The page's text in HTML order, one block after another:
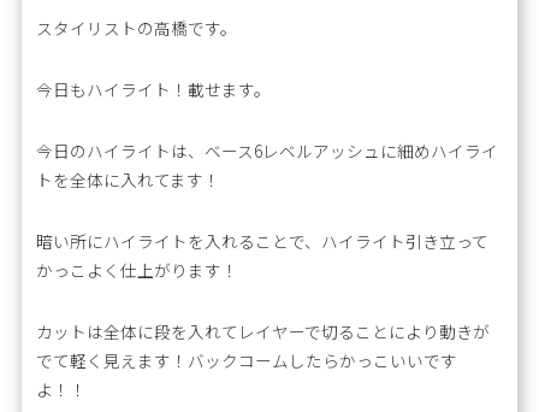
スタイリストの高橋です。
今日もハイライト！載せます。
今日のハイライトは、ベース6レベルアッシュに細めハイライ
トを全体に入れてます！
暗い所にハイライトを入れることで、ハイライト引き立って
かっこよく仕上がります！
カットは全体に段を入れてレイヤーで切ることにより動きが
でて軽く見えます！バックコームしたらかっこいいです
よ！！